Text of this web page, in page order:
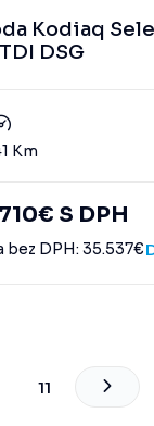
Kodiaq
DSG
Km
€ S DPH
bez DPH: 35.537€
11